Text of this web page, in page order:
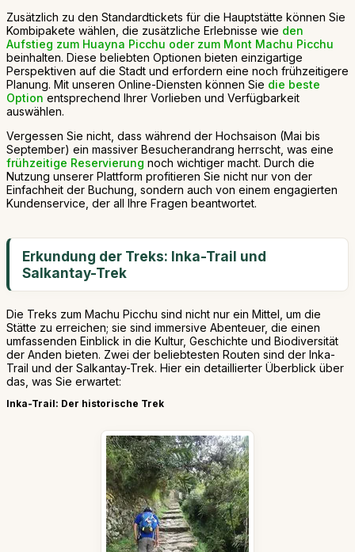
Zusätzlich zu den Standardtickets für die Hauptstätte können Sie
Kombipakete wählen, die zusätzliche Erlebnisse wie den
Aufstieg zum Huayna Picchu oder zum Mont Machu Picchu
beinhalten. Diese beliebten Optionen bieten einzigartige
Perspektiven auf die Stadt und erfordern eine noch frühzeitigere
Planung. Mit unseren Online-Diensten können Sie die beste
Option entsprechend Ihrer Vorlieben und Verfügbarkeit
auswählen.
Vergessen Sie nicht, dass während der Hochsaison (Mai bis
September) ein massiver Besucherandrang herrscht, was eine
frühzeitige Reservierung noch wichtiger macht. Durch die
Nutzung unserer Plattform profitieren Sie nicht nur von der
Einfachheit der Buchung, sondern auch von einem engagierten
Kundenservice, der all Ihre Fragen beantwortet.
Erkundung der Treks: Inka-Trail und
Salkantay-Trek
Die Treks zum Machu Picchu sind nicht nur ein Mittel, um die
Stätte zu erreichen; sie sind immersive Abenteuer, die einen
umfassenden Einblick in die Kultur, Geschichte und Biodiversität
der Anden bieten. Zwei der beliebtesten Routen sind der Inka-
Trail und der Salkantay-Trek. Hier ein detaillierter Überblick über
das, was Sie erwartet:
Inka-Trail: Der historische Trek